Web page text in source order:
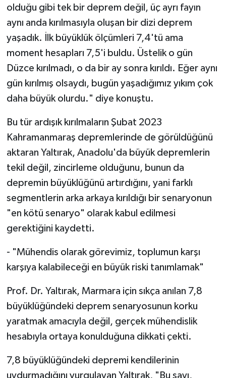
olduğu gibi tek bir deprem değil, üç ayrı fayın
aynı anda kırılmasıyla oluşan bir dizi deprem
yaşadık. İlk büyüklük ölçümleri 7,4'tü ama
moment hesapları 7,5'i buldu. Üstelik o gün
Düzce kırılmadı, o da bir ay sonra kırıldı. Eğer aynı
gün kırılmış olsaydı, bugün yaşadığımız yıkım çok
daha büyük olurdu." diye konuştu.
Bu tür ardışık kırılmaların Şubat 2023
Kahramanmaraş depremlerinde de görüldüğünü
aktaran Yaltırak, Anadolu'da büyük depremlerin
tekil değil, zincirleme olduğunu, bunun da
depremin büyüklüğünü artırdığını, yani farklı
segmentlerin arka arkaya kırıldığı bir senaryonun
"en kötü senaryo" olarak kabul edilmesi
gerektiğini kaydetti.
- "Mühendis olarak görevimiz, toplumun karşı
karşıya kalabileceği en büyük riski tanımlamak"
Prof. Dr. Yaltırak, Marmara için sıkça anılan 7,8
büyüklüğündeki deprem senaryosunun korku
yaratmak amacıyla değil, gerçek mühendislik
hesabıyla ortaya konulduğuna dikkati çekti.
7,8 büyüklüğündeki depremi kendilerinin
uydurmadığını vurgulayan Yaltırak, "Bu sayı,
Tekirdağ Müftülüğü
Tokat Müftülüğü
Tunceli Müftülüğü
Uşak Müftülüğü
Van Müftülüğü
Yalova Müftülüğü
Zonguldak Müftülüğü